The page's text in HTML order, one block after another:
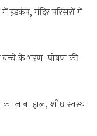
हड़कंप, मंदिर परिसरों में
बच्चे के भरण-पोषण की
जाना हाल, शीघ्र स्वस्थ